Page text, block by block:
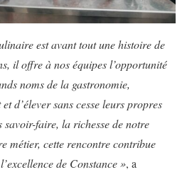
est avant tout une histoire de
il offre à nos équipes l’opportunité
noms de la gastronomie,
d’élever sans cesse leurs propres
faire, la richesse de notre
métier, cette rencontre contribue
de Constance », a